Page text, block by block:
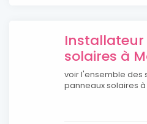
solaires à
voir l'ensemble des
panneaux solaires